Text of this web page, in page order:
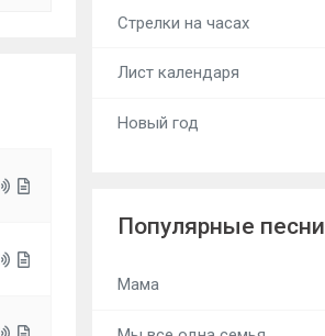
Стрелки на часах
Лист календаря
Новый год
Популярные песни
Мама